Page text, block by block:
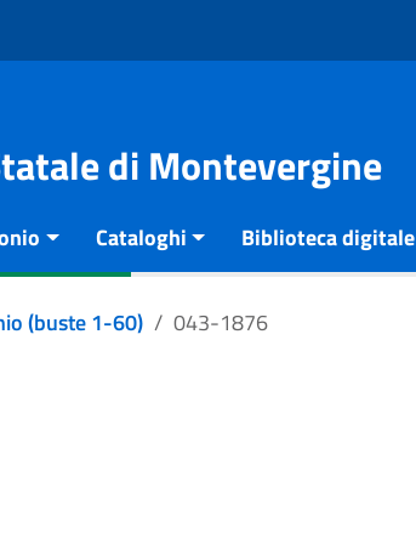
di Montevergine
Cataloghi Biblioteca digitale
(buste 1-60) 043-1876